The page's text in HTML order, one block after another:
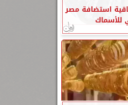
استضافة مصر
للأسماك